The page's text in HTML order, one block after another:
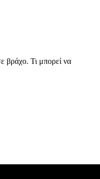
βράχο. Τι μπορεί να